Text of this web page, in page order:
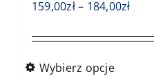
wybrać
stronie
produktu
159,00zł– 184,00zł
od
Wybierz opcje